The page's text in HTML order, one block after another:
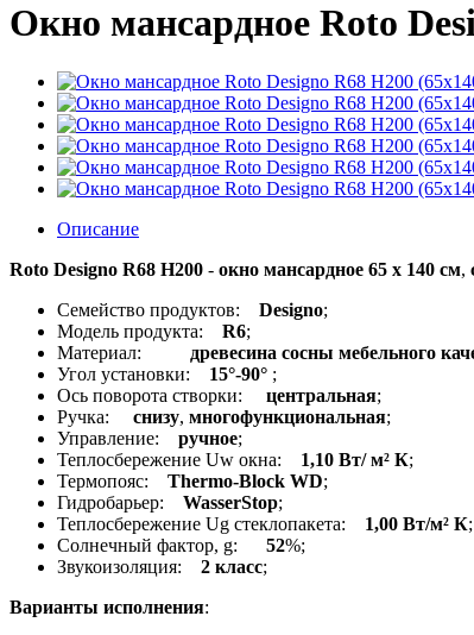
Окно мансардное Roto
Описание
Roto Designo R68 H200 - окно мансардное 65 x 140 см,
Семейство продуктов: Designo;
Модель продукта: R6;
Материал:
древесина сосны мебельного
Угол установки: 15°-90° ;
Ось поворота створки: центральная;
Ручка: снизу, многофункциональная;
Управление: ручное;
Теплосбережение Uw окна: 1,10 Вт/ м² К;
Термопояс: Thermo-Block WD;
Гидробарьер: WasserStop;
Теплосбережение Ug стеклопакета:
1,00 Вт/м² К;
Солнечный фактор, g:
52%;
Звукоизоляция:
2 класс;
Варианты исполнения: